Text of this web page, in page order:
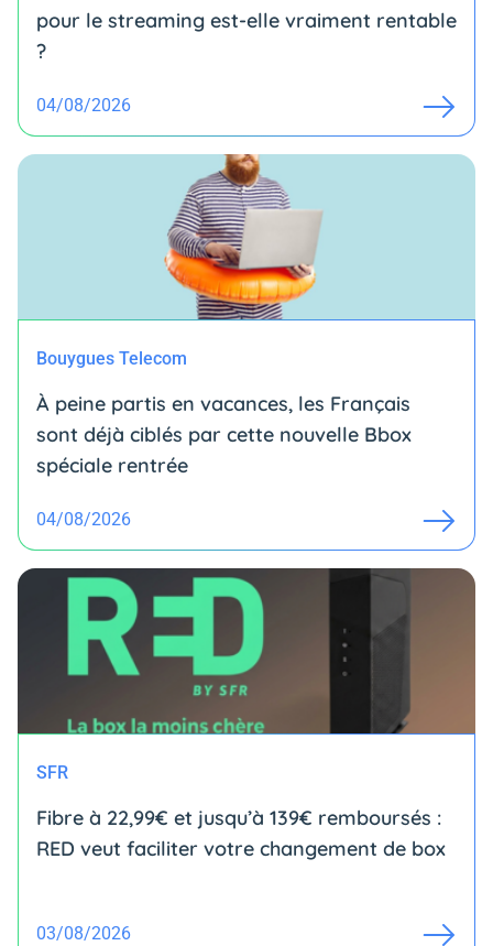
pour le streaming est-elle vraiment rentable
?
04/08/2026
Bouygues Telecom
À peine partis en vacances, les Français
sont déjà ciblés par cette nouvelle Bbox
spéciale rentrée
04/08/2026
SFR
Fibre à 22,99€ et jusqu’à 139€ remboursés :
RED veut faciliter votre changement de box
03/08/2026